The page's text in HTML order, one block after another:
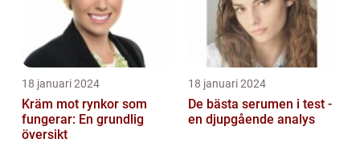
18 januari 2024
Kräm mot rynkor som
fungerar: En grundlig
översikt
18 januari 2024
De bästa serumen i test -
en djupgående analys